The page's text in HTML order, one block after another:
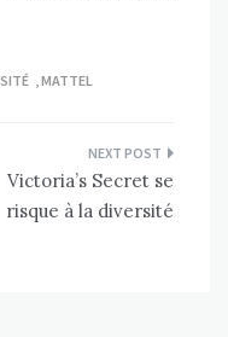
MATTEL
Victoria’s Secret se
risque à la diversité